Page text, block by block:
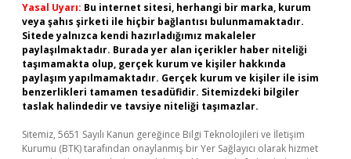
Yasal Uyarı: Bu internet sitesi, herhangi bir marka, kurum
veya şahıs şirketi ile hiçbir bağlantısı bulunmamaktadır.
Sitede yalnızca kendi hazırladığımız makaleler
paylaşılmaktadır. Burada yer alan içerikler haber niteliği
taşımamakta olup, gerçek kurum ve kişiler hakkında
paylaşım yapılmamaktadır. Gerçek kurum ve kişiler ile isim
benzerlikleri tamamen tesadüfidir. Sitemizdeki bilgiler
taslak halindedir ve tavsiye niteliği taşımazlar.
Sitemiz, 5651 Sayılı Kanun gereğince Bilgi Teknolojileri ve İletişim
Kurumu (BTK) tarafından onaylanmış bir Yer Sağlayıcı olarak hizmet